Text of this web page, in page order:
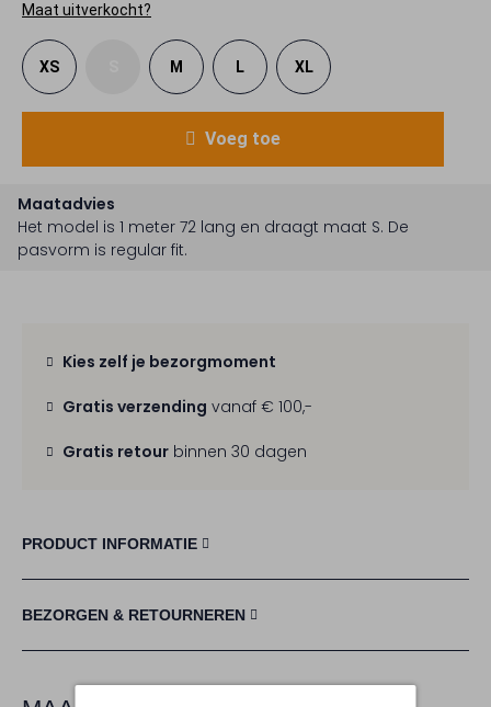
Maat uitverkocht?
XS M L XL
Voeg toe
Maatadvies
Het model is 1 meter 72 lang en draagt maat S. De
pasvorm is regular fit.
Kies zelf je bezorgmoment
Gratis verzending vanaf € 100,-
Gratis retour binnen 30 dagen
PRODUCT INFORMATIE
BEZORGEN & RETOURNEREN